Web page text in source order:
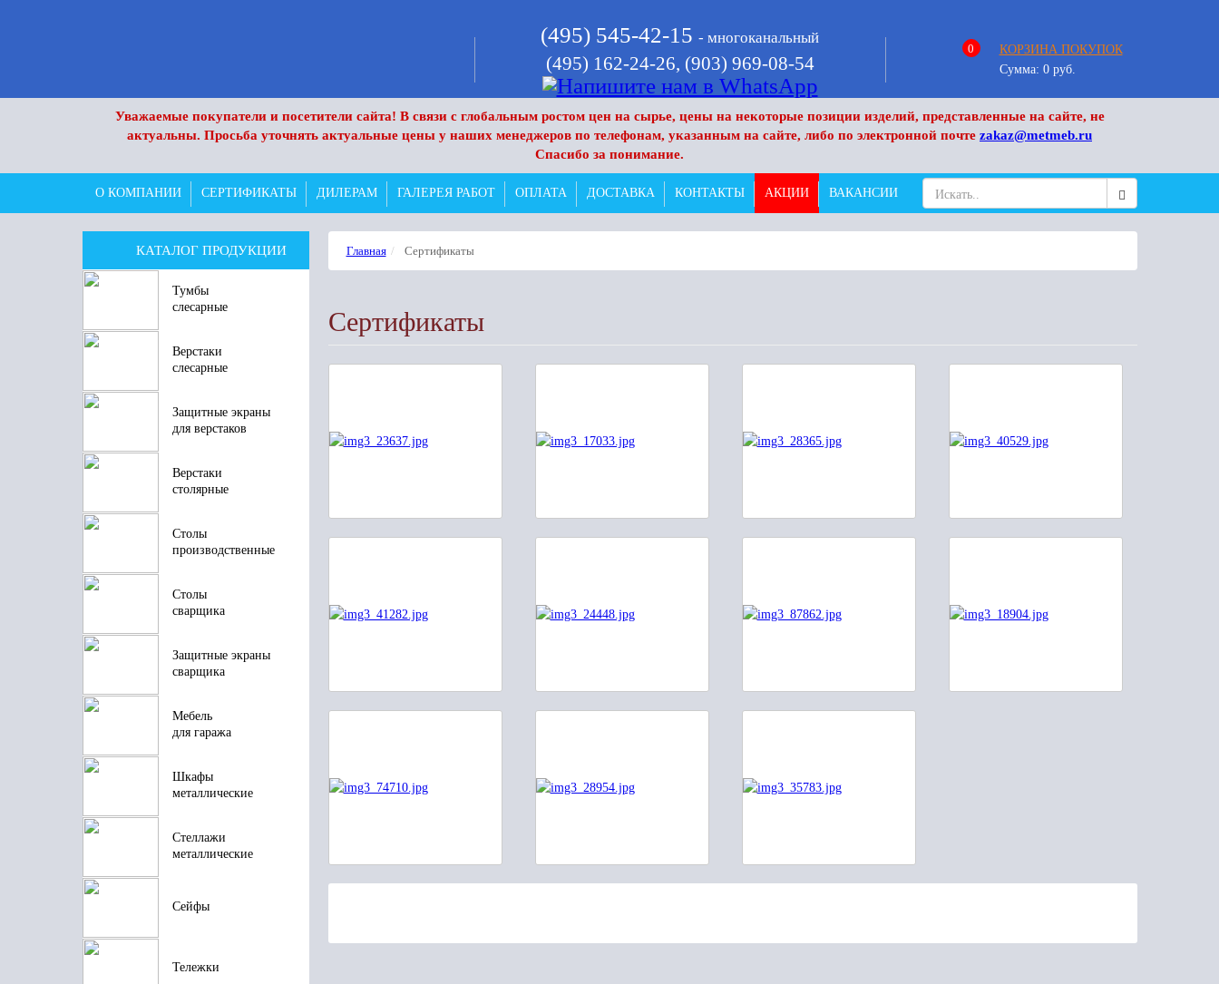
(495) 545-42-15 - многоканальный
(495) 162-24-26, (903) 969-08-54
0
КОРЗИНА ПОКУПОК
Сумма: 0руб.
Уважаемые покупатели и посетители сайта! В связи с глобальным ростом цен на сырье, цены на некоторые позиции изделий, представленные на сайте, не
актуальны. Просьба уточнять актуальные цены у наших менеджеров по телефонам, указанным на сайте, либо по электронной почте zakaz@metmeb.ru
Спасибо за понимание.
О КОМПАНИИ СЕРТИФИКАТЫ ДИЛЕРАМ ГАЛЕРЕЯ РАБОТ ОПЛАТА ДОСТАВКА КОНТАКТЫ АКЦИИ ВАКАНСИИ
КАТАЛОГ ПРОДУКЦИИ
Тумбы
слесарные
Верстаки
слесарные
Защитные экраны
для верстаков
Верстаки
столярные
Столы
производственные
Столы
сварщика
Защитные экраны
сварщика
Мебель
для гаража
Шкафы
металлические
Стеллажи
металлические
Сейфы
Тележки
Главная Сертификаты
Сертификаты